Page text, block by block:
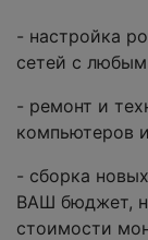
- настройка
сетей с
- ремонт и
компьютеров
- сборка
ВАШ бюджет,
стоимости